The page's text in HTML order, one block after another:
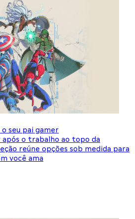
seu pai gamer
o trabalho ao topo da
reúne opções sob medida para
você ama